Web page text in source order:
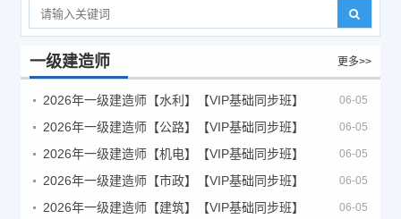
一级建造师 更多>>
2026年一级建造师【水利】【VIP基础同步班】 06-05
2026年一级建造师【公路】【VIP基础同步班】 06-05
2026年一级建造师【机电】【VIP基础同步班】 06-05
2026年一级建造师【市政】【VIP基础同步班】 06-05
2026年一级建造师【建筑】【VIP基础同步班】 06-05